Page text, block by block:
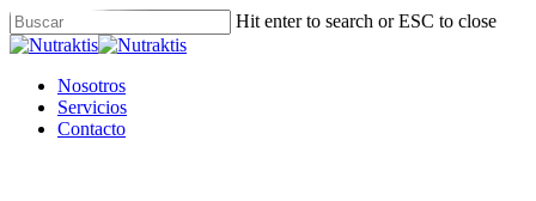
Skip
to
content
Hit enter to search or ESC to close
Close
Menu
Nosotros
Servicios
Contacto